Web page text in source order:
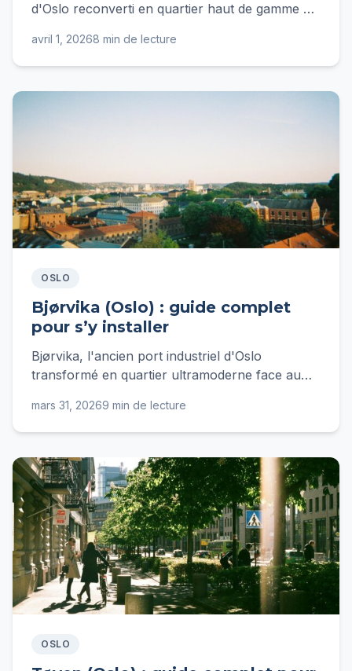
d'Oslo reconverti en quartier haut de gamme en
budget mensuel type.
avril 1, 20268 min de lecture
OSLO
Bjørvika (Oslo) : guide complet
pour s’y installer
Bjørvika, l'ancien port industriel d'Oslo
transformé en quartier ultramoderne face au
pratique : tout ce qu'un expatrié français doit
savoir.
mars 31, 20269 min de lecture
OSLO